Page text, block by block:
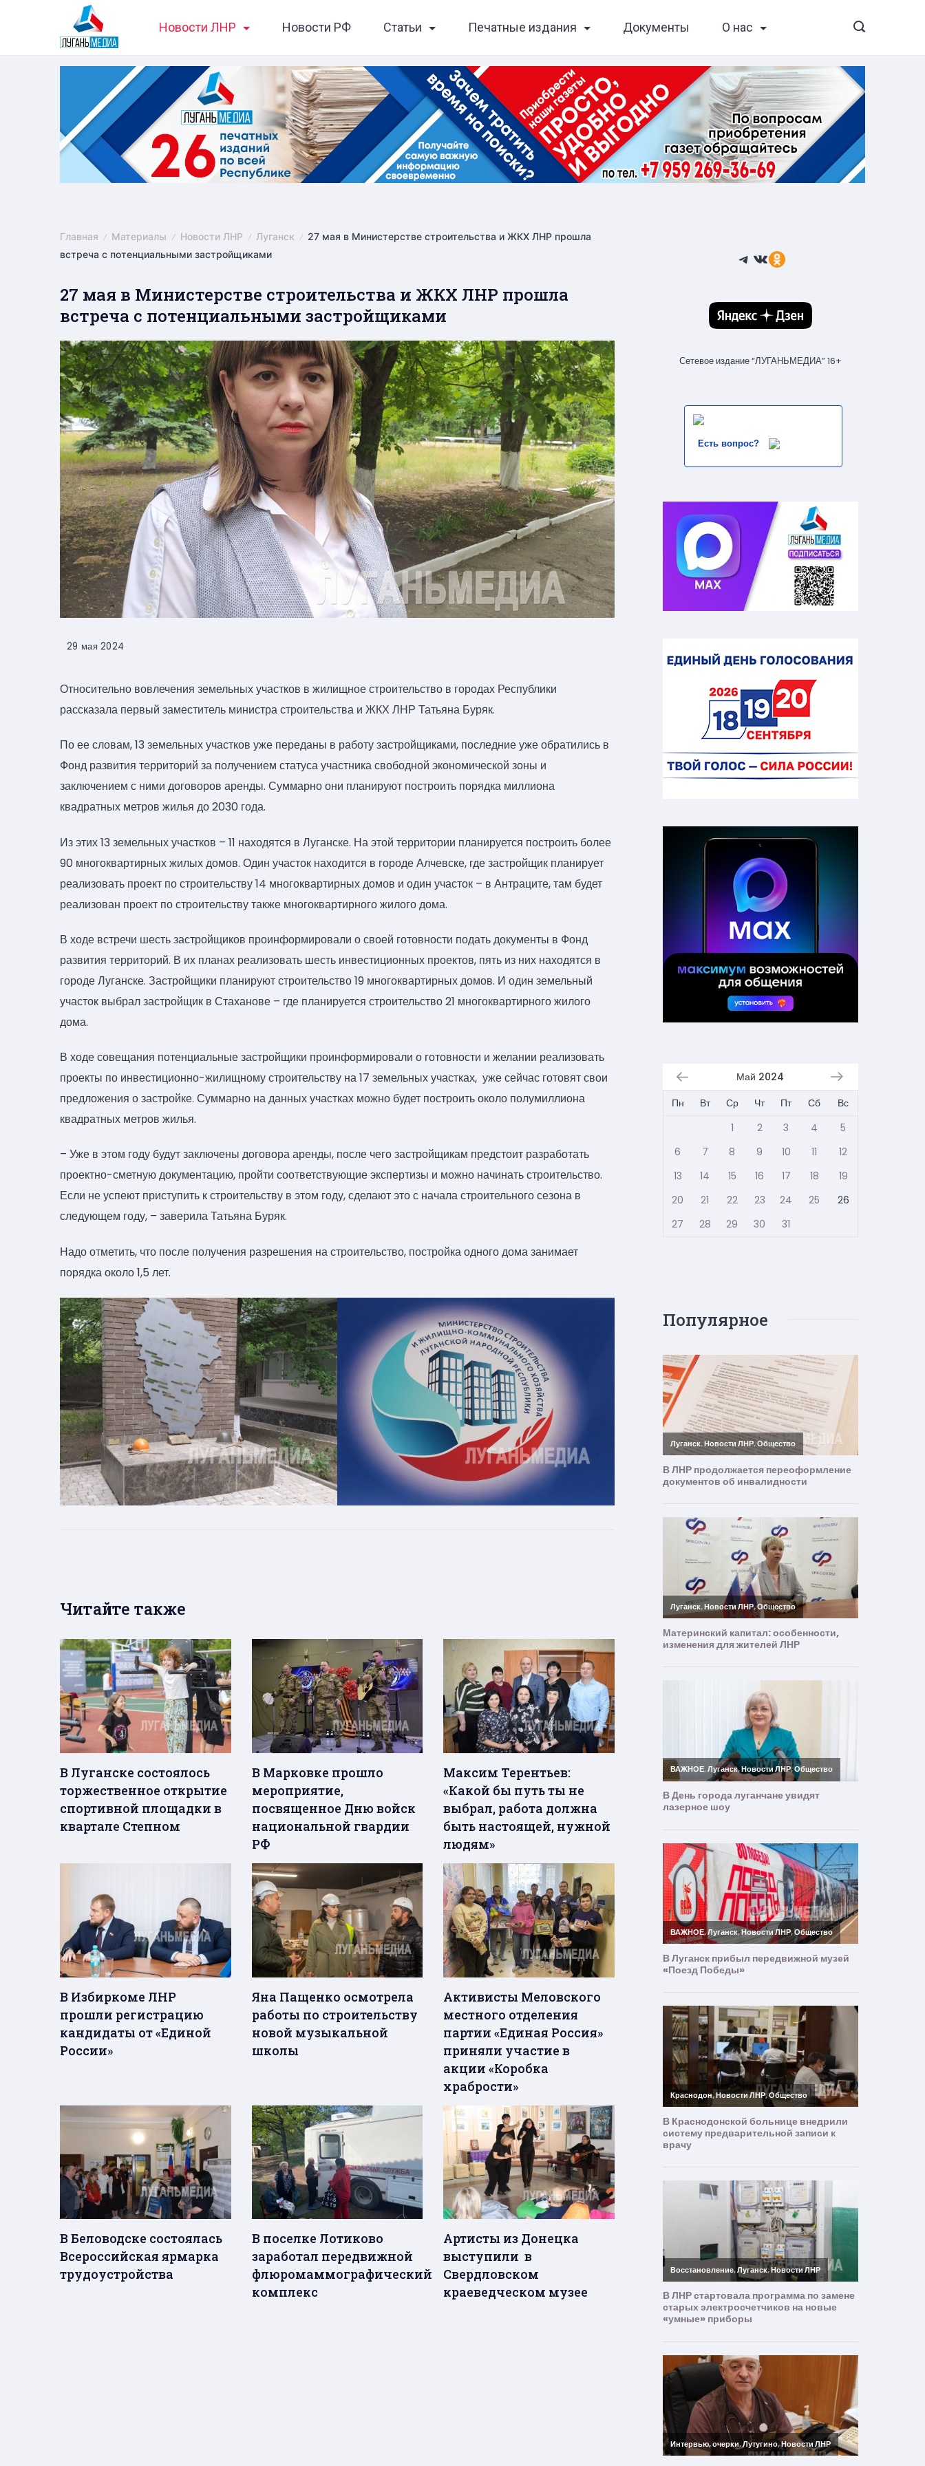
Новости ЛНР Новости РФ Статьи Печатные издания Документы О нас
Главная Материалы Новости ЛНР Луганск
27 мая в Министерстве строительства и ЖКХ ЛНР прошла
встреча с потенциальными застройщиками
27 мая в Министерстве строительства и ЖКХ ЛНР прошла
встреча с потенциальными застройщиками
29 мая 2024
Относительно вовлечения земельных участков в жилищное строительство в городах Республики
рассказала первый заместитель министра строительства и ЖКХ ЛНР Татьяна Буряк.
По ее словам, 13 земельных участков уже переданы в работу застройщиками, последние уже обратились в
Фонд развития территорий за получением статуса участника свободной экономической зоны и
заключением с ними договоров аренды. Суммарно они планируют построить порядка миллиона
квадратных метров жилья до 2030 года.
Из этих 13 земельных участков – 11 находятся в Луганске. На этой территории планируется построить более
90 многоквартирных жилых домов. Один участок находится в городе Алчевске, где застройщик планирует
реализовать проект по строительству 14 многоквартирных домов и один участок – в Антраците, там будет
реализован проект по строительству также многоквартирного жилого дома.
В ходе встречи шесть застройщиков проинформировали о своей готовности подать документы в Фонд
развития территорий. В их планах реализовать шесть инвестиционных проектов, пять из них находятся в
городе Луганске. Застройщики планируют строительство 19 многоквартирных домов. И один земельный
участок выбрал застройщик в Стаханове – где планируется строительство 21 многоквартирного жилого
дома.
В ходе совещания потенциальные застройщики проинформировали о готовности и желании реализовать
проекты по инвестиционно-жилищному строительству на 17 земельных участках, уже сейчас готовят свои
предложения о застройке. Суммарно на данных участках можно будет построить около полумиллиона
квадратных метров жилья.
– Уже в этом году будут заключены договора аренды, после чего застройщикам предстоит разработать
проектно-сметную документацию, пройти соответствующие экспертизы и можно начинать строительство.
Если не успеют приступить к строительству в этом году, сделают это с начала строительного сезона в
следующем году, – заверила Татьяна Буряк.
Надо отметить, что после получения разрешения на строительство, постройка одного дома занимает
порядка около 1,5 лет.
Читайте также
В Луганске состоялось
торжественное открытие
спортивной площадки в
квартале Степном
В Марковке прошло
мероприятие,
посвященное Дню войск
национальной гвардии
РФ
Максим Терентьев:
«Какой бы путь ты не
выбрал, работа должна
быть настоящей, нужной
людям»
В Избиркоме ЛНР
прошли регистрацию
кандидаты от «Единой
России»
Яна Пащенко осмотрела
работы по строительству
новой музыкальной
школы
Активисты Меловского
местного отделения
партии «Единая Россия»
приняли участие в
акции «Коробка
храбрости»
В Беловодске состоялась
Всероссийская ярмарка
трудоустройства
В поселке Лотиково
заработал передвижной
флюромаммографический
комплекс
Артисты из Донецка
выступили в
Свердловском
краеведческом музее
Telegram
ВКонтакте
Ссылка
Сетевое издание “ЛУГАНЬМЕДИА” 16+
Есть вопрос?
Май 2024
Пн
Вт Ср Чт Пт Сб
Вс
1
2 3 4
5
6
7 8 9 10 11
12
13
14 15 16 17 18
19
20
21 22 23 24 25
26
27
28 29 30 31
Популярное